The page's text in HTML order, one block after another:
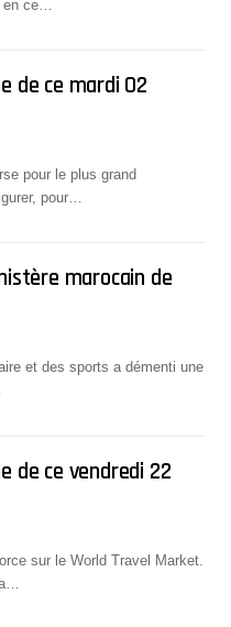
en ce…
de ce mardi 02
pour le plus grand
pour…
marocain de
et des sports a démenti une
de ce vendredi 22
sur le World Travel Market.